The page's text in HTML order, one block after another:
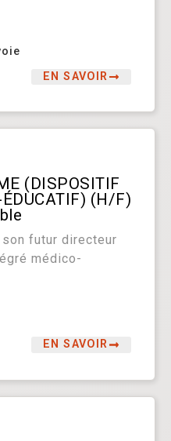
EN SAVOIR
(DISPOSITIF
ÉDUCATIF) (H/F)
futur directeur
médico-
EN SAVOIR